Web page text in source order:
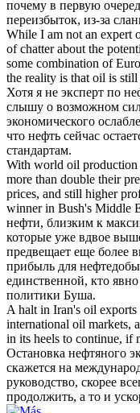
почему в первую
переизбыток, из-за
While I am not an expert
of chatter about the
some combination of
the reality is that oil is
Хотя я не эксперт по
слышу о возможном
экономического
что нефть сейчас
стандартам.
With world oil production
more than double their
prices, and still higher
winner in Bush's Middle
нефти, близким к
которые уже вдвое
предвещает еще более
прибыль для
единственной, кто
политики Буша.
A halt in Iran's oil
international oil markets,
in its heels to continue, if
Остановка нефтяного
скажется на
руководство, скорее
продолжить, а то и